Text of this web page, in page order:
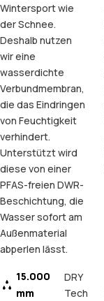
Wintersport wie
der Schnee.
Deshalb nutzen
wir eine
wasserdichte
Verbundmembran,
die das Eindringen
von Feuchtigkeit
verhindert.
Unterstützt wird
diese von einer
PFAS-freien DWR-
Beschichtung, die
Wasser sofort am
Außenmaterial
abperlen lässt.
15.000
mm
DRY
Tech